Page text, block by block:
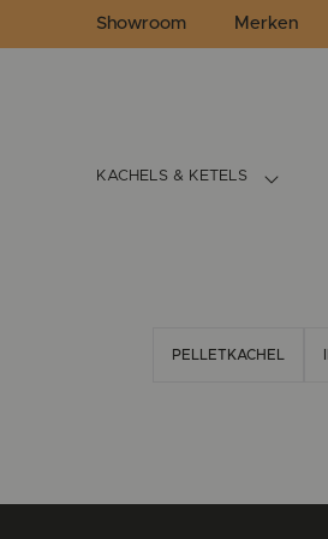
Showroom Merken
KACHELS & KETELS
PELLETKACHEL